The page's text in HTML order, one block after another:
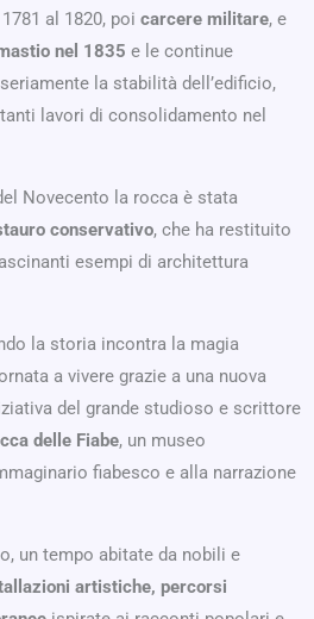
al 1820, poi carcere militare, e
nel 1835 e le continue
la stabilità dell’edificio,
lavori di consolidamento nel
Novecento la rocca è stata
conservativo, che ha restituito
esempi di architettura
la storia incontra la magia
a vivere grazie a una nuova
del grande studioso e scrittore
delle Fiabe, un museo
fiabesco e alla narrazione
un tempo abitate da nobili e
artistiche, percorsi